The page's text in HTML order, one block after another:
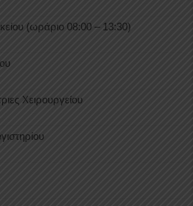
(ωράριο 08:00 – 13:30)
Χειρουργείου